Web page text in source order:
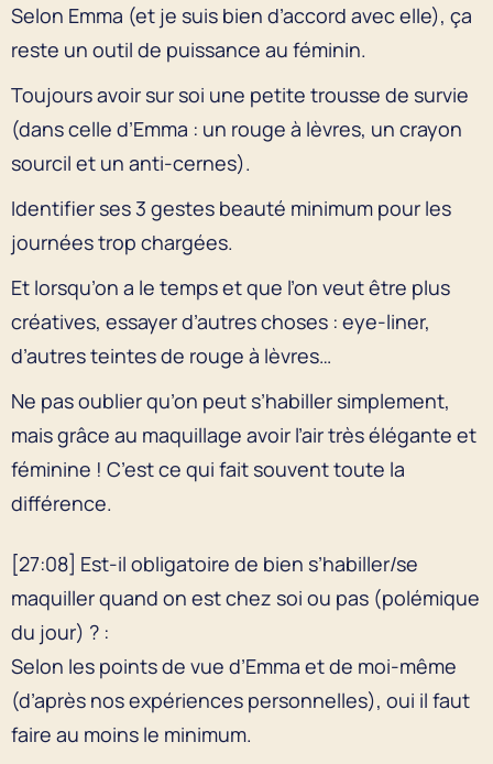
Selon Emma (et je suis bien d’accord avec elle), ça
reste un outil de puissance au féminin.
Toujours avoir sur soi une petite trousse de survie
(dans celle d’Emma : un rouge à lèvres, un crayon
sourcil et un anti-cernes).
Identifier ses 3 gestes beauté minimum pour les
journées trop chargées.
Et lorsqu’on a le temps et que l’on veut être plus
créatives, essayer d’autres choses : eye-liner,
d’autres teintes de rouge à lèvres…
Ne pas oublier qu’on peut s’habiller simplement,
mais grâce au maquillage avoir l’air très élégante et
féminine ! C’est ce qui fait souvent toute la
différence.
[27:08] Est-il obligatoire de bien s’habiller/se
maquiller quand on est chez soi ou pas (polémique
du jour) ? :
Selon les points de vue d’Emma et de moi-même
(d’après nos expériences personnelles), oui il faut
faire au moins le minimum.